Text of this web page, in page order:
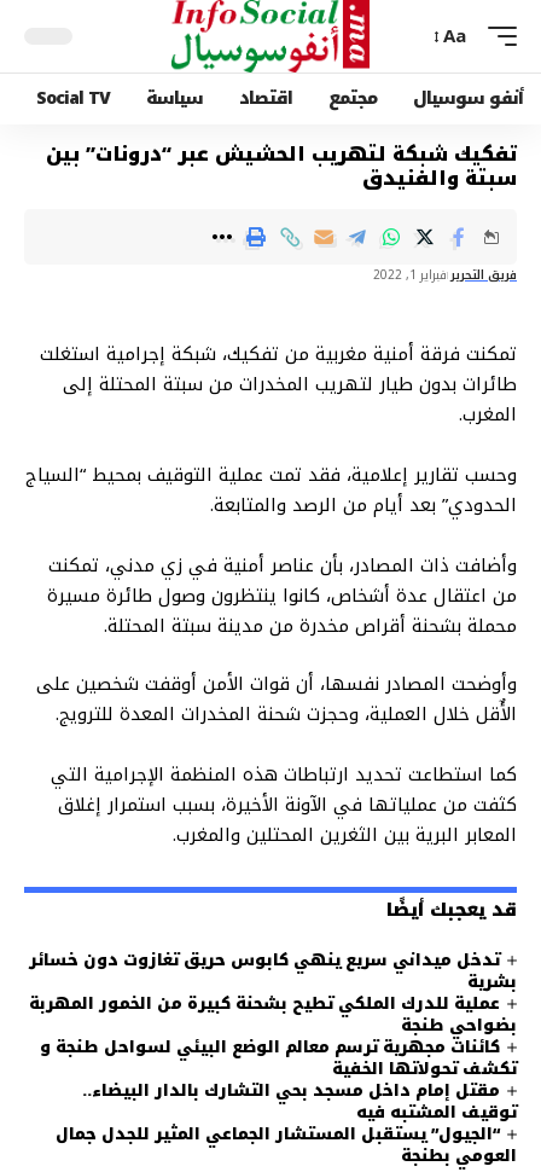
Aa
أنفو سوسيال مجتمع اقتصاد سياسة Social TV
تفكيك شبكة لتهريب الحشيش عبر “درونات” بين
سبتة والفنيدق
فريق التحرير فبراير 1, 2022
تمكنت فرقة أمنية مغربية من تفكيك، شبكة إجرامية استغلت
طائرات بدون طيار لتهريب المخدرات من سبتة المحتلة إلى
المغرب.
وحسب تقارير إعلامية، فقد تمت عملية التوقيف بمحيط “السياج
الحدودي” بعد أيام من الرصد والمتابعة.
وأضافت ذات المصادر، بأن عناصر أمنية في زي مدني، تمكنت
من اعتقال عدة أشخاص، كانوا ينتظرون وصول طائرة مسيرة
محملة بشحنة أقراص مخدرة من مدينة سبتة المحتلة.
وأوضحت المصادر نفسها، أن قوات الأمن أوقفت شخصين على
الأٌقل خلال العملية، وحجزت شحنة المخدرات المعدة للترويج.
كما استطاعت تحديد ارتباطات هذه المنظمة الإجرامية التي
كثفت من عملياتها في الآونة الأخيرة، بسبب استمرار إغلاق
المعابر البرية بين الثغرين المحتلين والمغرب.
قد يعجبك أيضًا
تدخل ميداني سريع ينهي كابوس حريق تغازوت دون خسائر
بشرية
عملية للدرك الملكي تطيح بشحنة كبيرة من الخمور المهربة
بضواحي طنجة
كائنات مجهرية ترسم معالم الوضع البيئي لسواحل طنجة و
تكشف تحولاتها الخفية
مقتل إمام داخل مسجد بحي التشارك بالدار البيضاء..
توقيف المشتبه فيه
“الجيول” يستقبل المستشار الجماعي المثير للجدل جمال
العومي بطنجة